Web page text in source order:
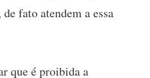
fato atendem a essa
que é proibida a